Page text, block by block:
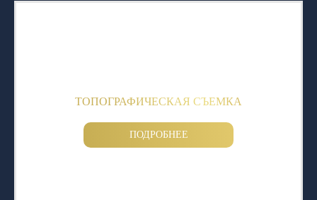
ТОПОГРАФИЧЕСКАЯ СЪЕМКА
ПОДРОБНЕЕ